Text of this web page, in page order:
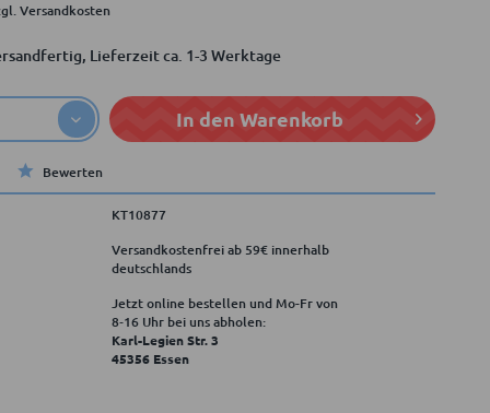
Versandkosten
Lieferzeit ca. 1-3 Werktage
In den Warenkorb
Bewerten
KT10877
Versandkostenfrei ab 59€ innerhalb
deutschlands
Jetzt online bestellen und Mo-Fr von
8‑16 Uhr bei uns abholen:
Karl-Legien Str. 3
45356 Essen